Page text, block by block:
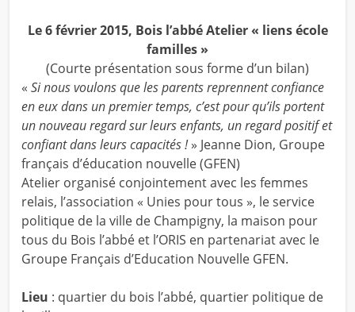
Le 6 février 2015, Bois l’abbé Atelier « liens école
familles »
(Courte présentation sous forme d’un bilan)
« Si nous voulons que les parents reprennent confiance
en eux dans un premier temps, c’est pour qu’ils portent
un nouveau regard sur leurs enfants, un regard positif et
confiant dans leurs capacités !» Jeanne Dion, Groupe
français d’éducation nouvelle (GFEN)
Atelier organisé conjointement avec les femmes
relais, l’association « Unies pour tous », le service
politique de la ville de Champigny, la maison pour
tous du Bois l’abbé et l’ORIS en partenariat avec le
Groupe Français d’Education Nouvelle GFEN.
Lieu : quartier du bois l’abbé, quartier politique de